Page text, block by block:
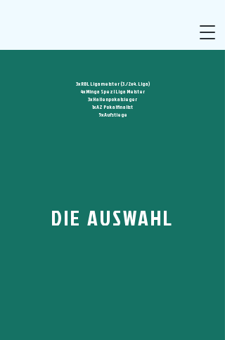
3x RBL Ligameister (3./2x4. Liga)
4x Minga Spezl Liga Meister
3x Hallenpokalsieger
1x AZ Pokalfinalist
5x Aufstiege
DIE AUSWAHL